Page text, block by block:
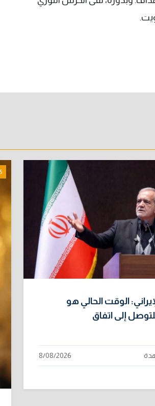
الوقت الحالي هو
إلى اتفاق
8/08/2026